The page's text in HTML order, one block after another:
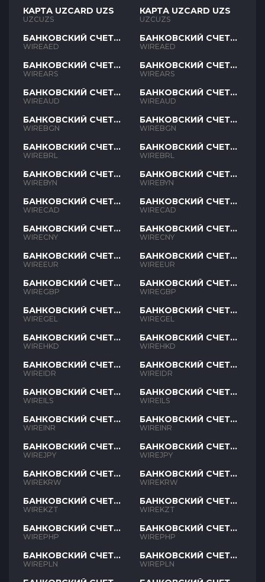
КАРТА UZCARD UZS
UZCUZS
БАНКОВСКИЙ СЧЕТ
AED
WIREAED
БАНКОВСКИЙ СЧЕТ
ARS
WIREARS
БАНКОВСКИЙ СЧЕТ
AUD
WIREAUD
БАНКОВСКИЙ СЧЕТ
BGN
WIREBGN
БАНКОВСКИЙ СЧЕТ
BRL
WIREBRL
БАНКОВСКИЙ СЧЕТ
BYN
WIREBYN
БАНКОВСКИЙ СЧЕТ
CAD
WIRECAD
БАНКОВСКИЙ СЧЕТ
CNY
WIRECNY
БАНКОВСКИЙ СЧЕТ
EUR
WIREEUR
БАНКОВСКИЙ СЧЕТ
GBP
WIREGBP
БАНКОВСКИЙ СЧЕТ
GEL
WIREGEL
БАНКОВСКИЙ СЧЕТ
HKD
WIREHKD
БАНКОВСКИЙ СЧЕТ
IDR
WIREIDR
БАНКОВСКИЙ СЧЕТ
ILS
WIREILS
БАНКОВСКИЙ СЧЕТ
INR
WIREINR
БАНКОВСКИЙ СЧЕТ
JPY
WIREJPY
БАНКОВСКИЙ СЧЕТ
KRW
WIREKRW
БАНКОВСКИЙ СЧЕТ
KZT
WIREKZT
БАНКОВСКИЙ СЧЕТ
PHP
WIREPHP
БАНКОВСКИЙ СЧЕТ
PLN
WIREPLN
КАРТА UZCARD UZS
UZCUZS
БАНКОВСКИЙ СЧЕТ
AED
WIREAED
БАНКОВСКИЙ СЧЕТ
ARS
WIREARS
БАНКОВСКИЙ СЧЕТ
AUD
WIREAUD
БАНКОВСКИЙ СЧЕТ
BGN
WIREBGN
БАНКОВСКИЙ СЧЕТ
BRL
WIREBRL
БАНКОВСКИЙ СЧЕТ
BYN
WIREBYN
БАНКОВСКИЙ СЧЕТ
CAD
WIRECAD
БАНКОВСКИЙ СЧЕТ
CNY
WIRECNY
БАНКОВСКИЙ СЧЕТ
EUR
WIREEUR
БАНКОВСКИЙ СЧЕТ
GBP
WIREGBP
БАНКОВСКИЙ СЧЕТ
GEL
WIREGEL
БАНКОВСКИЙ СЧЕТ
HKD
WIREHKD
БАНКОВСКИЙ СЧЕТ
IDR
WIREIDR
БАНКОВСКИЙ СЧЕТ
ILS
WIREILS
БАНКОВСКИЙ СЧЕТ
INR
WIREINR
БАНКОВСКИЙ СЧЕТ
JPY
WIREJPY
БАНКОВСКИЙ СЧЕТ
KRW
WIREKRW
БАНКОВСКИЙ СЧЕТ
KZT
WIREKZT
БАНКОВСКИЙ СЧЕТ
PHP
WIREPHP
БАНКОВСКИЙ СЧЕТ
PLN
WIREPLN